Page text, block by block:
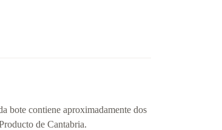
bote contiene aproximadamente dos
de Cantabria.